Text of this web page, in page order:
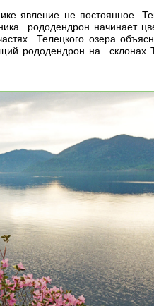
явление не постоянное.
рододендрон начинает
Телецкого озера
рододендрон на склонах